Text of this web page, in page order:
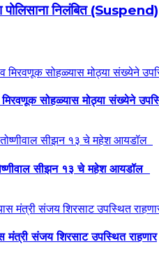
पोलिसाना निलंबित (Suspend)
मिरवणूक सोहळ्यास मोठ्या संख्येने
सीझन १३ चे महेश आयडॉल
मंत्री संजय शिरसाट उपस्थित राहणार